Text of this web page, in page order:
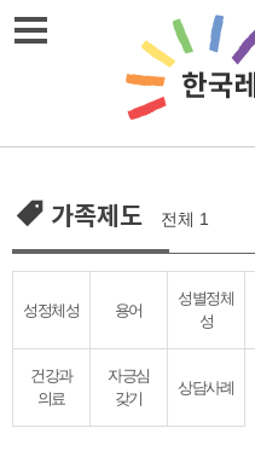
Skip
가족제도 전체 1
성정체성 용어
성별정체
성
건강과
의료
자긍심
갖기
상담사례